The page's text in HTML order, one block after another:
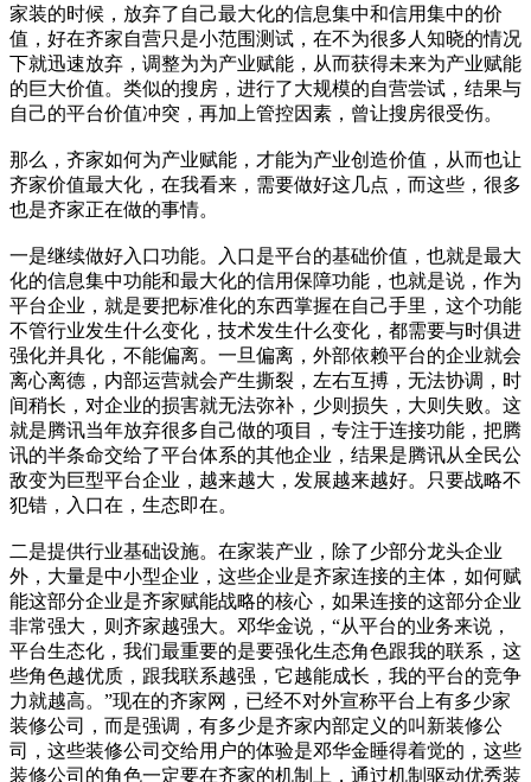
家装的时候，放弃了自己最大化的信息集中和信用集中的价
值，好在齐家自营只是小范围测试，在不为很多人知晓的情况
下就迅速放弃，调整为为产业赋能，从而获得未来为产业赋能
的巨大价值。类似的搜房，进行了大规模的自营尝试，结果与
自己的平台价值冲突，再加上管控因素，曾让搜房很受伤。
那么，齐家如何为产业赋能，才能为产业创造价值，从而也让
齐家价值最大化，在我看来，需要做好这几点，而这些，很多
也是齐家正在做的事情。
一是继续做好入口功能。入口是平台的基础价值，也就是最大
化的信息集中功能和最大化的信用保障功能，也就是说，作为
平台企业，就是要把标准化的东西掌握在自己手里，这个功能
不管行业发生什么变化，技术发生什么变化，都需要与时俱进
强化并具化，不能偏离。一旦偏离，外部依赖平台的企业就会
离心离德，内部运营就会产生撕裂，左右互搏，无法协调，时
间稍长，对企业的损害就无法弥补，少则损失，大则失败。这
就是腾讯当年放弃很多自己做的项目，专注于连接功能，把腾
讯的半条命交给了平台体系的其他企业，结果是腾讯从全民公
敌变为巨型平台企业，越来越大，发展越来越好。只要战略不
犯错，入口在，生态即在。
二是提供行业基础设施。在家装产业，除了少部分龙头企业
外，大量是中小型企业，这些企业是齐家连接的主体，如何赋
能这部分企业是齐家赋能战略的核心，如果连接的这部分企业
非常强大，则齐家越强大。邓华金说，“从平台的业务来说，
平台生态化，我们最重要的是要强化生态角色跟我的联系，这
些角色越优质，跟我联系越强，它越能成长，我的平台的竞争
力就越高。”现在的齐家网，已经不对外宣称平台上有多少家
装修公司，而是强调，有多少是齐家内部定义的叫新装修公
司，这些装修公司交给用户的体验是邓华金睡得着觉的，这些
装修公司的角色一定要在齐家的机制上，通过机制驱动优秀装